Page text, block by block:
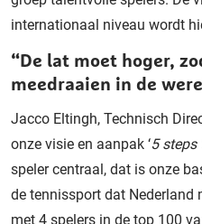
internationaal niveau wordt
“De lat moet hoger,
meedraaien in de
Jacco Eltingh, Technisch
onze visie en aanpak ‘5 steps
speler centraal, dat is onze
de tennissport dat Nederland
met 4 spelers in de top 100